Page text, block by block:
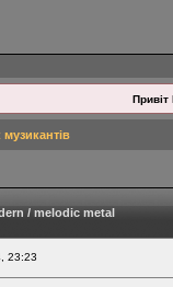
Привіт
/ melodic metal
23:23